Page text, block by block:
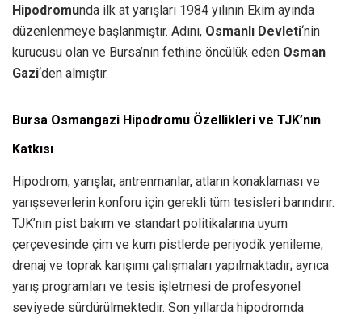
Hipodromunda ilk at yarışları 1984 yılının Ekim ayında
düzenlenmeye başlanmıştır. Adını, Osmanlı Devleti‘nin
kurucusu olan ve Bursa’nın fethine öncülük eden Osman
Gazi‘den almıştır.
Bursa Osmangazi Hipodromu Özellikleri ve TJK’nın
Katkısı
Hipodrom, yarışlar, antrenmanlar, atların konaklaması ve
yarışseverlerin konforu için gerekli tüm tesisleri barındırır.
TJK’nın pist bakım ve standart politikalarına uyum
çerçevesinde çim ve kum pistlerde periyodik yenileme,
drenaj ve toprak karışımı çalışmaları yapılmaktadır; ayrıca
yarış programları ve tesis işletmesi de profesyonel
seviyede sürdürülmektedir. Son yıllarda hipodromda